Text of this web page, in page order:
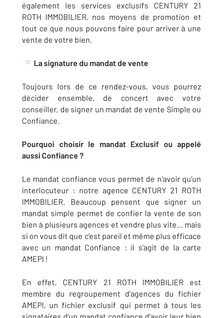
également les services exclusifs CENTURY 21
ROTH IMMOBILIER, nos moyens de promotion et
tout ce que nous pouvons faire pour arriver à une
vente de votre bien.
La signature du mandat de vente
Toujours lors de ce rendez-vous, vous pourrez
décider ensemble, de concert avec votre
conseiller, de signer un mandat de vente Simple ou
Confiance.
Pourquoi choisir le mandat Exclusif ou appelé
aussi Confiance ?
Le mandat confiance vous permet de n’avoir qu’un
interlocuteur : notre agence CENTURY 21 ROTH
IMMOBILIER. Beaucoup pensent que signer un
mandat simple permet de confier la vente de son
bien à plusieurs agences et vendre plus vite… mais
si on vous dit que c’est pareil et même plus efficace
avec un mandat Confiance : il s’agit de la carte
AMEPI !
En effet, CENTURY 21 ROTH IMMOBILIER est
membre du regroupement d’agences du fichier
AMEPI, un fichier exclusif qui permet à tous les